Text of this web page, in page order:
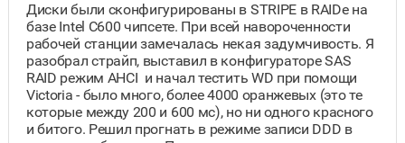
Диски были сконфигурированы в STRIPE в RAIDе на
базе Intel C600 чипсете. При всей навороченности
рабочей станции замечалась некая задумчивость. Я
разобрал страйп, выставил в конфигураторе SAS
RAID режим AHCI и начал тестить WD при помощи
Victoria - было много, более 4000 оранжевых (это те
которые между 200 и 600 мс), но ни одного красного
и битого. Решил прогнать в режиме записи DDD в